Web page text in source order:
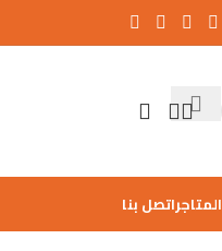
المتاجراتصل بنا